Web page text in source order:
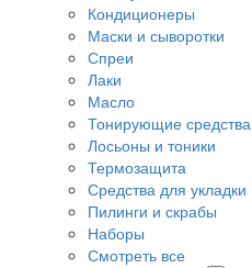
Кондиционеры
Маски и сыворотки
Спреи
Лаки
Масло
Тонирующие средства
Лосьоны и тоники
Термозащита
Средства для укладки
Пилинги и скрабы
Наборы
Смотреть все